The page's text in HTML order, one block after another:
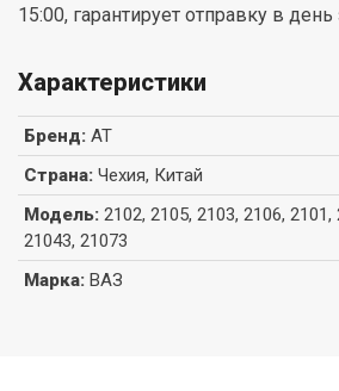
15:00, гарантирует отправку в день
Характеристики
Бренд: AT
Страна: Чехия, Китай
Модель: 2102, 2105, 2103, 2106, 2101,
21043, 21073
Марка: ВАЗ